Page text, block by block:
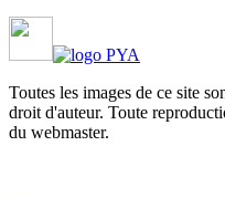
Toutes les images de ce site
droit d'auteur. Toute
du webmaster.